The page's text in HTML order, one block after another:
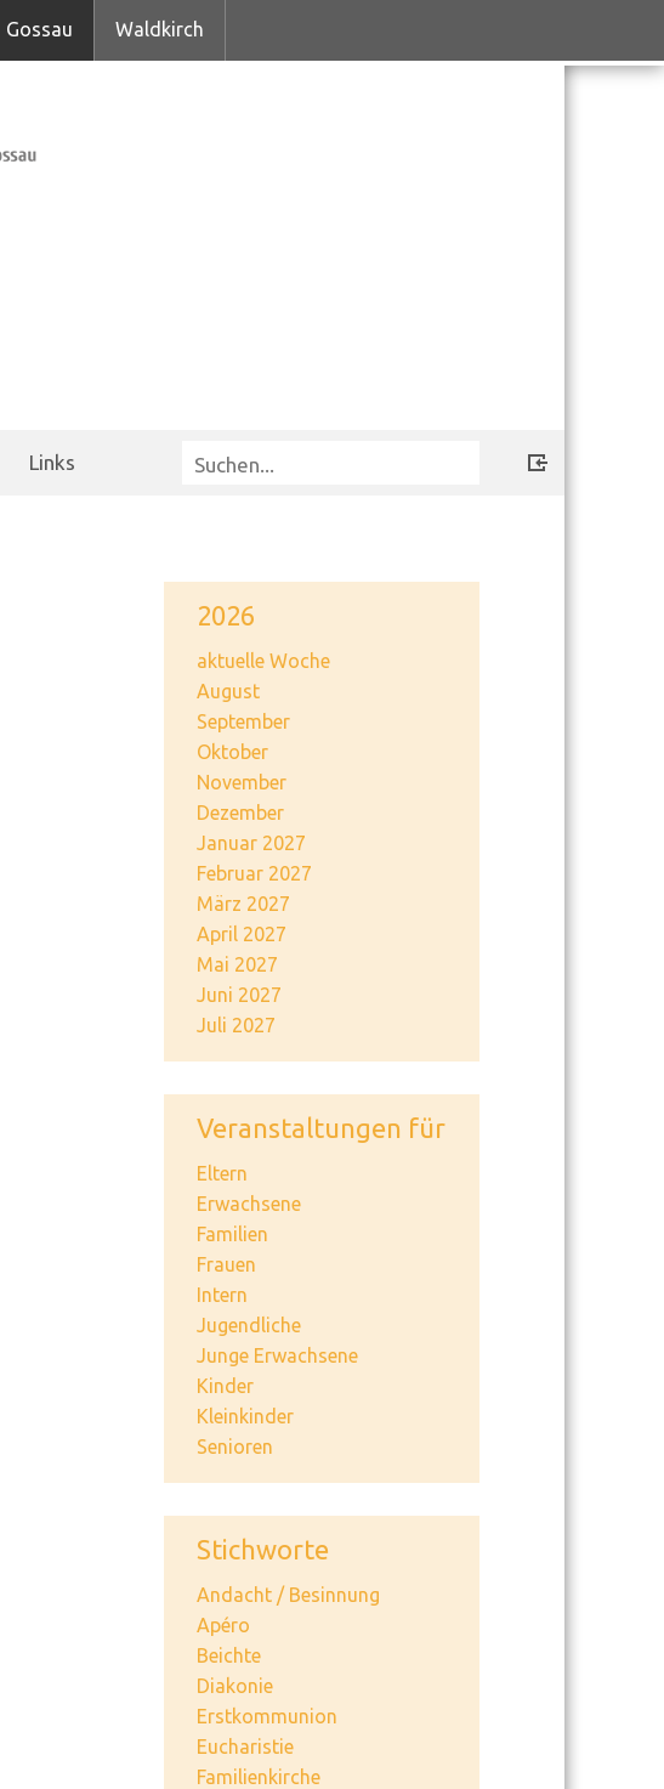
Gossau Waldkirch
Links
2026
aktuelle Woche
August
September
Oktober
November
Dezember
Januar 2027
Februar 2027
März 2027
April 2027
Mai 2027
Juni 2027
Juli 2027
Veranstaltungen für
Eltern
Erwachsene
Familien
Frauen
Intern
Jugendliche
Junge Erwachsene
Kinder
Kleinkinder
Senioren
Stichworte
Andacht / Besinnung
Apéro
Beichte
Diakonie
Erstkommunion
Eucharistie
Familienkirche